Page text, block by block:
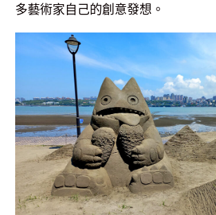
多藝術家自己的創意發想。